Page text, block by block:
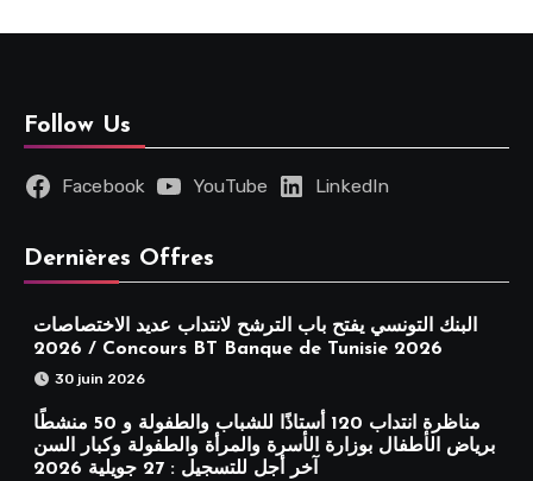
Follow Us
Facebook YouTube LinkedIn
Dernières Offres
البنك التونسي يفتح باب الترشح لانتداب عديد الاختصاصات
2026 / Concours BT Banque de Tunisie 2026
30 juin 2026
مناظرة انتداب 120 أستاذًا للشباب والطفولة و 50 منشطًا
برياض الأطفال بوزارة الأسرة والمرأة والطفولة وكبار السن
آخر أجل للتسجيل : 27 جويلية 2026